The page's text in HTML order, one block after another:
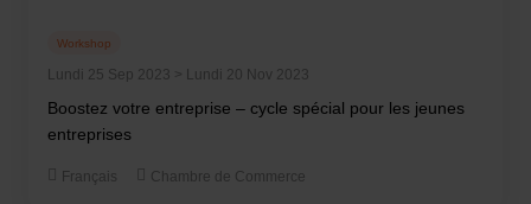
Lundi 25 Sep 2023 > Lundi 20 Nov 2023
Workshop
Boostez votre entreprise – cycle spécial pour les jeunes
entreprises
Français Chambre de Commerce